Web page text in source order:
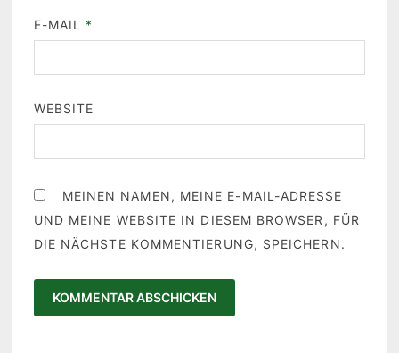
E-MAIL *
WEBSITE
MEINEN NAMEN, MEINE E-MAIL-ADRESSE
UND MEINE WEBSITE IN DIESEM BROWSER, FÜR
DIE NÄCHSTE KOMMENTIERUNG, SPEICHERN.